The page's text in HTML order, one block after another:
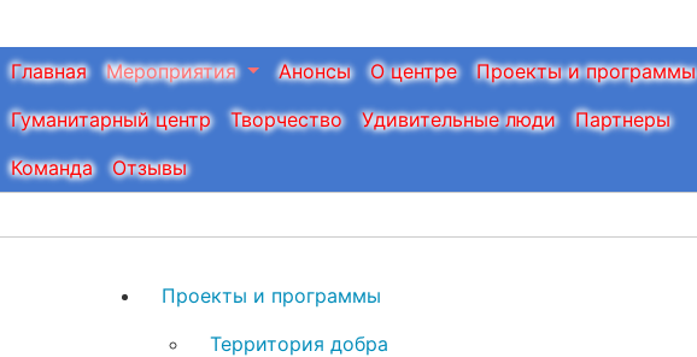
Главная Мероприятия Анонсы О центре
Проекты и программы
Гуманитарный центр
Творчество Удивительные люди
Партнеры
Команда
Отзывы
Проекты и программы
Территория добра